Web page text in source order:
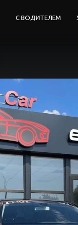
С ВОДИТЕЛЕМ